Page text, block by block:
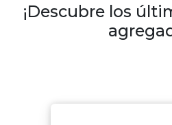
¡Descubre los